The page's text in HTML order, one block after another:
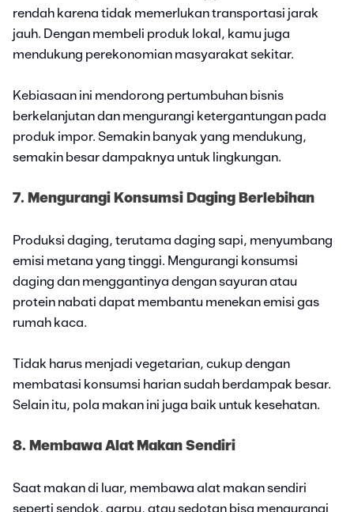
rendah karena tidak memerlukan transportasi jarak
jauh. Dengan membeli produk lokal, kamu juga
mendukung perekonomian masyarakat sekitar.
Kebiasaan ini mendorong pertumbuhan bisnis
berkelanjutan dan mengurangi ketergantungan pada
produk impor. Semakin banyak yang mendukung,
semakin besar dampaknya untuk lingkungan.
7. Mengurangi Konsumsi Daging Berlebihan
Produksi daging, terutama daging sapi, menyumbang
emisi metana yang tinggi. Mengurangi konsumsi
daging dan menggantinya dengan sayuran atau
protein nabati dapat membantu menekan emisi gas
rumah kaca.
Tidak harus menjadi vegetarian, cukup dengan
membatasi konsumsi harian sudah berdampak besar.
Selain itu, pola makan ini juga baik untuk kesehatan.
8. Membawa Alat Makan Sendiri
Saat makan di luar, membawa alat makan sendiri
seperti sendok, garpu, atau sedotan bisa mengurangi